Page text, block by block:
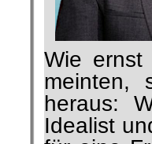
Wie ernst
meinten,
heraus:
Idealist